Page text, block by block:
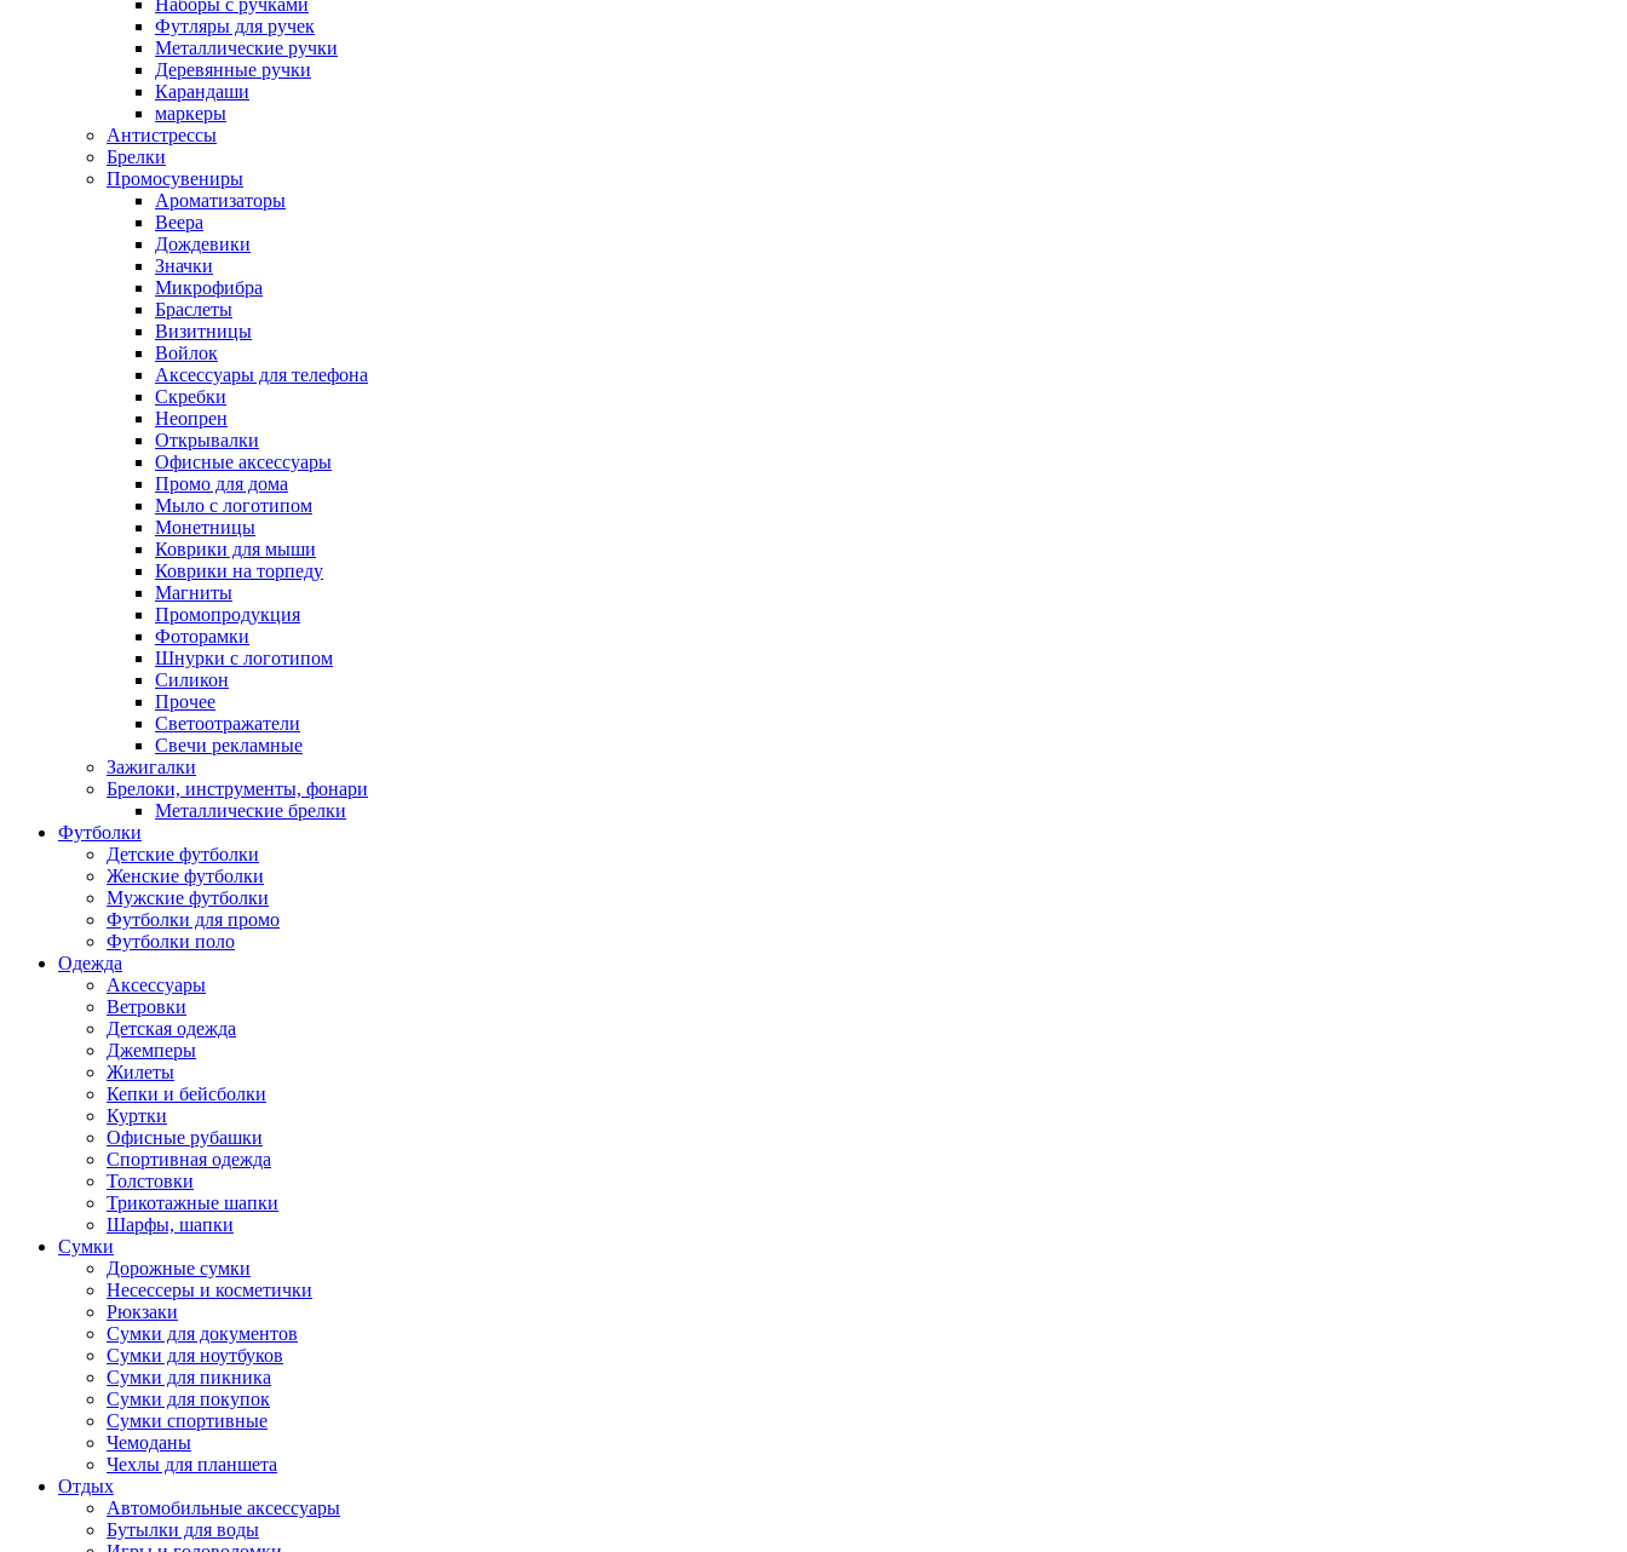
Наборы с ручками
Футляры для ручек
Металлические ручки
Деревянные ручки
Карандаши
маркеры
Антистрессы
Брелки
Промосувениры
Ароматизаторы
Веера
Дождевики
Значки
Микрофибра
Браслеты
Визитницы
Войлок
Аксессуары для телефона
Cкребки
Неопрен
Открывалки
Офисные аксессуары
Промо для дома
Мыло с логотипом
Монетницы
Коврики для мыши
Коврики на торпеду
Магниты
Промопродукция
Фоторамки
Шнурки с логотипом
Силикон
Прочее
Светоотражатели
Свечи рекламные
Зажигалки
Брелоки, инструменты, фонари
Металлические брелки
Футболки
Детские футболки
Женские футболки
Мужские футболки
Футболки для промо
Футболки поло
Одежда
Аксессуары
Ветровки
Детская одежда
Джемперы
Жилеты
Кепки и бейсболки
Куртки
Офисные рубашки
Спортивная одежда
Толстовки
Трикотажные шапки
Шарфы, шапки
Сумки
Дорожные сумки
Несессеры и косметички
Рюкзаки
Сумки для документов
Сумки для ноутбуков
Сумки для пикника
Сумки для покупок
Сумки спортивные
Чемоданы
Чехлы для планшета
Отдых
Автомобильные аксессуары
Бутылки для воды